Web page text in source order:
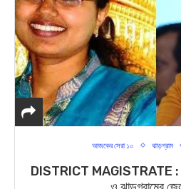
আজকের সেরা ১০ ঝাড়গ্রাম
DISTRICT MAGISTRATE :